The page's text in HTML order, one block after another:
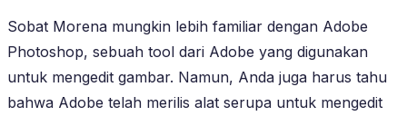
Sobat Morena mungkin lebih familiar dengan Adobe
Photoshop, sebuah tool dari Adobe yang digunakan
untuk mengedit gambar. Namun, Anda juga harus tahu
bahwa Adobe telah merilis alat serupa untuk mengedit